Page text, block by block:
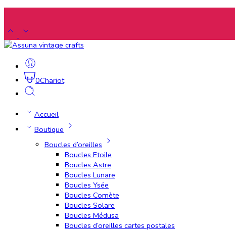
0Chariot
Accueil
Boutique
Boucles d’oreilles
Boucles Etoile
Boucles Astre
Boucles Lunare
Boucles Ysée
Boucles Comète
Boucles Solare
Boucles Médusa
Boucles d’oreilles cartes postales